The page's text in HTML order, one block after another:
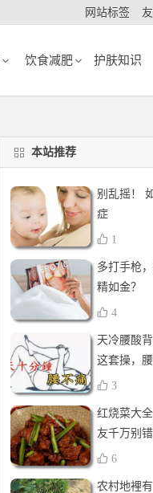
网站标签
饮食减肥 护肤知识
本站推荐
别乱摇！
症
1
多打手枪
精如金？
4
天冷腰酸
这套操，
操，全套
3
红烧菜大
友千万别
6
农村地裡